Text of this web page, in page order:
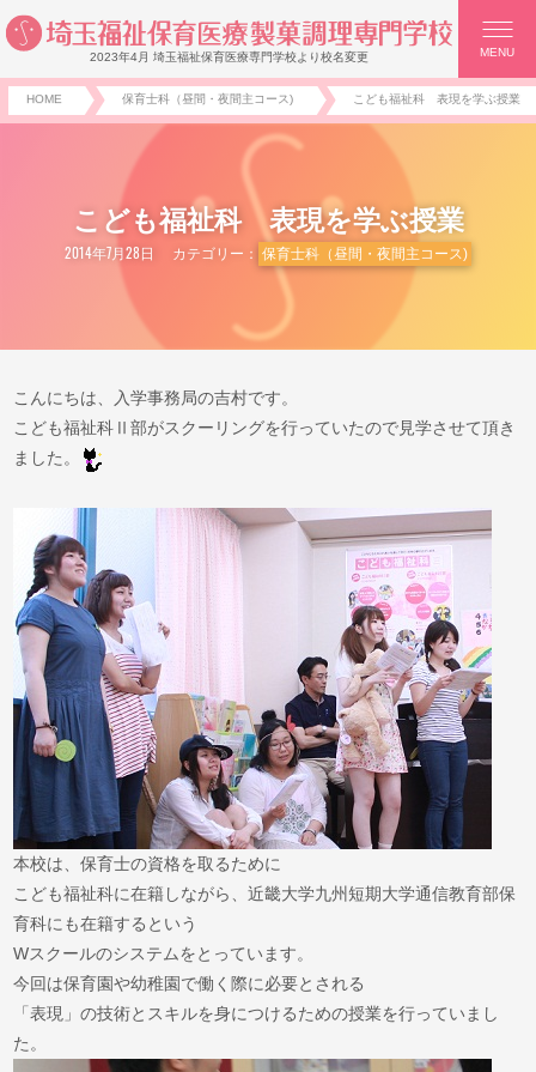
2023年4月 埼玉福祉保育医療専門学校より校名変更 MENU
HOME 保育士科（昼間・夜間主コース) こども福祉科 表現を学ぶ授業
こども福祉科 表現を学ぶ授業
2014年7月28日 カテゴリー： 保育士科（昼間・夜間主コース)
こんにちは、入学事務局の吉村です。
こども福祉科Ⅱ部がスクーリングを行っていたので見学させて頂き
ました。
本校は、保育士の資格を取るために
こども福祉科に在籍しながら、近畿大学九州短期大学通信教育部保
育科にも在籍するという
Wスクールのシステムをとっています。
今回は保育園や幼稚園で働く際に必要とされる
「表現」の技術とスキルを身につけるための授業を行っていまし
た。